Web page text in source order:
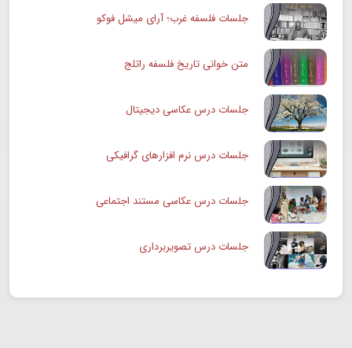
جلسات فلسفه غرب؛ آرای میشل فوکو
متن خوانی تاریخ فلسفه راتلج
جلسات درس عکاسی دیجیتال
جلسات درس نرم افزارهای گرافیکی
جلسات درس عکاسی مستند اجتماعی
جلسات درس تصویربرداری